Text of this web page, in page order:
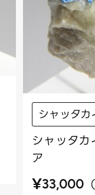
シャッタカ
シャッタ
ア
¥33,000 （